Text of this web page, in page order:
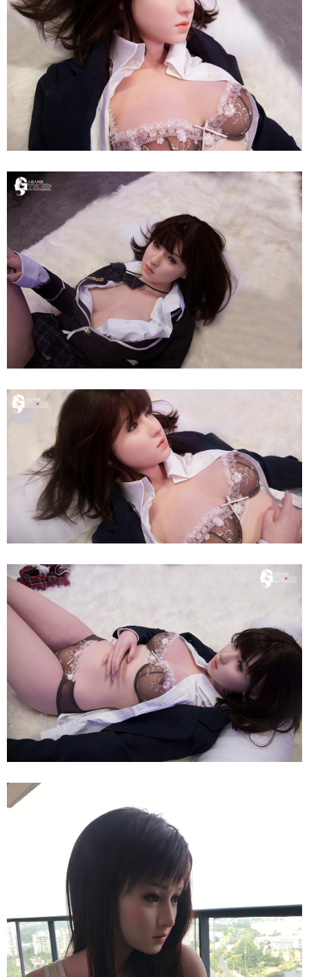
Siêu
Thật
Thần
Nhật
Bản
Quyến
Rũ
Búp
Bê
Tình
165cm
Siêu
Thật
-
Nữ
Thần
Nhật
Bản
Quyến
Rũ
Búp
Bê
165cm
Siêu
Thật
Thần
Nhật
Quyến
Rũ
Búp
Bê
Tình
Dục
165cm
Nữ
Thần
Nhật
Bản
Rũ
Búp
Bê
Thần
Nhật
Bản
Quyến